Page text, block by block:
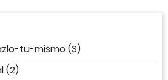
tu-mismo (3)
(2)